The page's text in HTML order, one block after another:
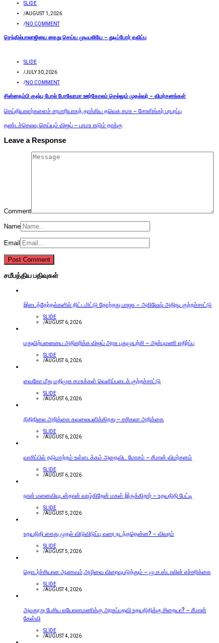
SLIDE
/AUGUST 1, 2026
/NO COMMENT
செந்தில்பாலாஜியை கைது செய்ய முடியலியே – துடிப்போர் தவிப்பு
SLIDE
/JULY 30, 2026
/NO COMMENT
சின்னதம்பி குஷ்பு போல் போவோமா ஊர்கோலம் செல்லும் முதல்வர் – விமர்சனங்கள்
செய்தியாளர்களைச் சரமாரியாகத் தாக்கிய தவெக சமஉ – சோளிங்கர் பரபரப்பு
தண்டச்செலவு செய்யும் விஜய் – பாமஉ கடும் தாக்கு
Leave a Response
Comment
Name
Email
சமீபத்திய பதிவுகள்
இடைத்தேர்தல்களில் திட்டமிட்டு தோற்றது பாஜக – அகிலேஷ் அதிரடி குற்றச்சாட்டு
SLIDE
/AUGUST 6, 2026
மதுவிற்பனையை அதிகரிக்க விஜய் அரசு புதுமுயற்சி – அன்புமணி எதிர்ப்பு
SLIDE
/AUGUST 6, 2026
வைகோ மீது மதிமுக சமஉக்கள் வெளிப்படைக் குற்றச்சாட்டு
SLIDE
/AUGUST 6, 2026
நிதிநிலை அறிக்கை கவலையளிக்கிறது – சசிகலா அறிக்கை
SLIDE
/AUGUST 6, 2026
வாசிப்பில் தடுமாற்றம் உள்ளடக்கம் அதைவிட மோசம் – சீமான் விமர்சனம்
SLIDE
/AUGUST 6, 2026
நான் மனைவியுடன்தான் வாழ்கிறேன் மகள் இருக்கிறார் – உதயநிதி பேட்டி
SLIDE
/AUGUST 5, 2026
உதயநிதி கைது முதல் விடுவிடுப்பு வரை நடந்ததென்ன? – விவரம்
SLIDE
/AUGUST 5, 2026
தொடர்ச்சியான ஆணவம்,அழிவை விரைவுபடுத்தும் – மு.க.ஸ்டாலின் எச்சரிக்கை
SLIDE
/AUGUST 4, 2026
அவதூறு பேசிய லயோலாமணிக்கு அரசுப்பதவி உதயநிதிக்கு சிறையா? – சீமான்
கேள்வி
SLIDE
/AUGUST 4, 2026